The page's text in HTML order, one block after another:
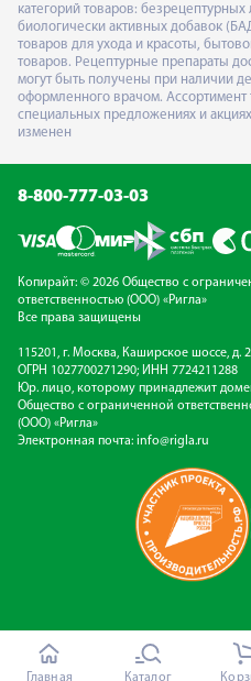
категорий товаров: безрецептурных
биологически активных добавок
товаров для ухода и красоты,
товаров. Рецептурные препараты
могут быть получены при наличии
оформленного врачом. Ассортимент
специальных предложениях и
изменен
8-800-777-03-03
Копирайт: © 2026 Общество с
ответственностью (ООО) «Ригла»
Все права защищены
115201, г. Москва, Каширское шоссе, д.
ОГРН 1027700271290; ИНН 7724211288
Юр. лицо, которому принадлежит
Общество с ограниченной
(ООО) «Ригла»
Электронная почта: info@rigla.ru
Главная Каталог